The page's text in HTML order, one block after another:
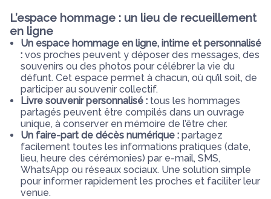
L’espace hommage : un lieu de recueillement
en ligne
Un espace hommage en ligne, intime et personnalisé
: vos proches peuvent y déposer des messages, des
souvenirs ou des photos pour célébrer la vie du
défunt. Cet espace permet à chacun, où qu’il soit, de
participer au souvenir collectif.
Livre souvenir personnalisé : tous les hommages
partagés peuvent être compilés dans un ouvrage
unique, à conserver en mémoire de l’être cher.
Un faire-part de décès numérique : partagez
facilement toutes les informations pratiques (date,
lieu, heure des cérémonies) par e-mail, SMS,
WhatsApp ou réseaux sociaux. Une solution simple
pour informer rapidement les proches et faciliter leur
venue.